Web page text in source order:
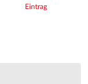
Eintrag